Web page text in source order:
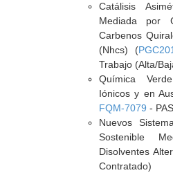
Catálisis
Mediada por
Carbenos
(Nhcs) (
Trabajo (Alta/
Química
Iónicos y en
FQM-7079 -
Nuevos
Sostenible
Disolventes
Contratado)